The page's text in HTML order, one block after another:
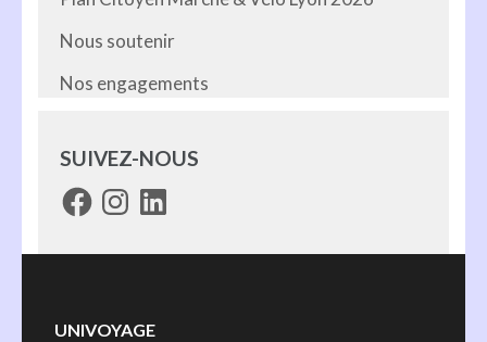
Nous soutenir
Nos engagements
SUIVEZ-NOUS
FacebookInstagram
LinkedIn
UNIVOYAGE